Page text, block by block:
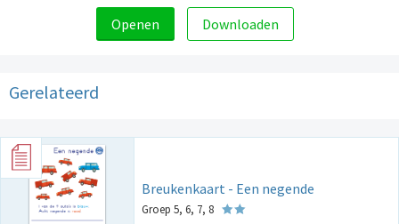
Openen Downloaden
Gerelateerd
Breukenkaart - Een negende
Groep 5, 6, 7, 8